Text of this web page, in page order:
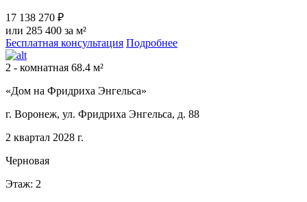
17 138 270 ₽
или 285 400 за м²
Бесплатная консультация Подробнее
2 - комнатная 68.4 м²
«Дом на Фридриха Энгельса»
г. Воронеж, ул. Фридриха Энгельса, д. 88
2 квартал 2028 г.
Черновая
Этаж: 2